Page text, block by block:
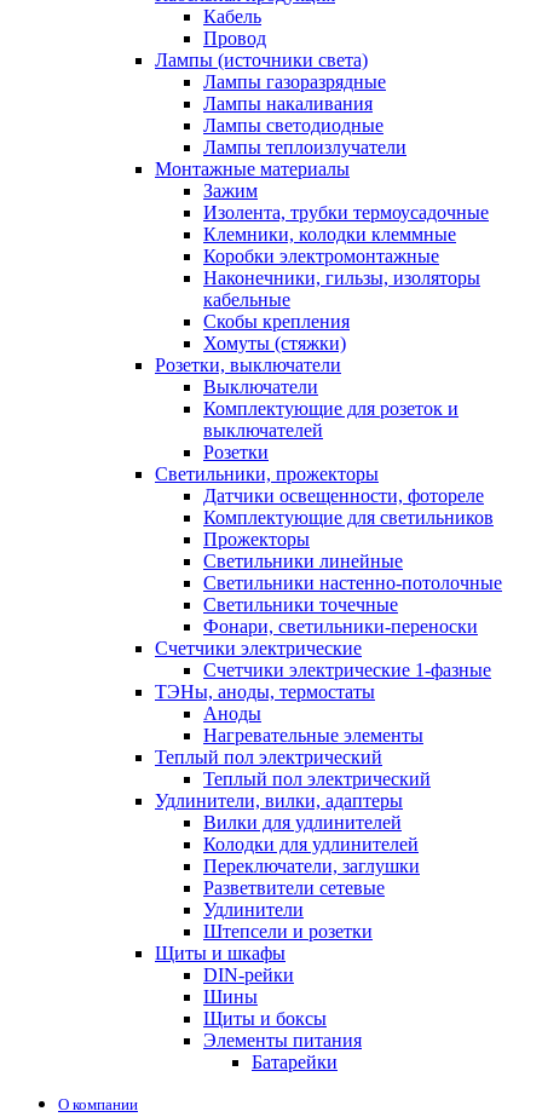
Кабель
Провод
Лампы (источники света)
Лампы газоразрядные
Лампы накаливания
Лампы светодиодные
Лампы теплоизлучатели
Монтажные материалы
Зажим
Изолента, трубки термоусадочные
Клемники, колодки клеммные
Коробки электромонтажные
Наконечники, гильзы, изоляторы
кабельные
Скобы крепления
Хомуты (стяжки)
Розетки, выключатели
Выключатели
Комплектующие для розеток и
выключателей
Розетки
Светильники, прожекторы
Датчики освещенности, фотореле
Комплектующие для светильников
Прожекторы
Светильники линейные
Светильники настенно-потолочные
Светильники точечные
Фонари, светильники-переноски
Счетчики электрические
Счетчики электрические 1-фазные
ТЭНы, аноды, термостаты
Аноды
Нагревательные элементы
Теплый пол электрический
Теплый пол электрический
Удлинители, вилки, адаптеры
Вилки для удлинителей
Колодки для удлинителей
Переключатели, заглушки
Разветвители сетевые
Удлинители
Штепсели и розетки
Щиты и шкафы
DIN-рейки
Шины
Щиты и боксы
Элементы питания
Батарейки
О компании